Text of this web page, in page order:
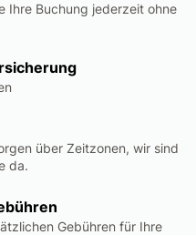
Ihre Buchung jederzeit ohne
über Zeitzonen, wir sind
da.
Gebühren für Ihre